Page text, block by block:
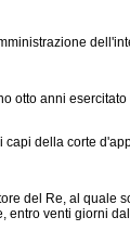
anni
della corte
Re, al quale
venti giorni